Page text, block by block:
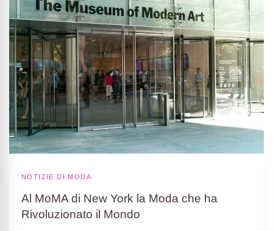
NOTIZIE DI MODA
Al MoMA di New York la Moda che ha
Rivoluzionato il Mondo